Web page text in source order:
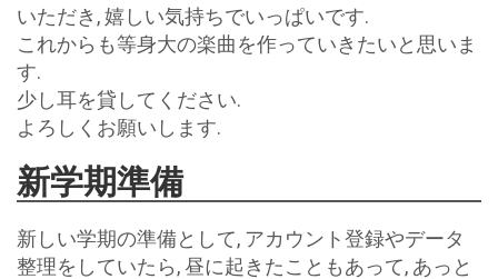
いただき, 嬉しい気持ちでいっぱいです.
これからも等身大の楽曲を作っていきたいと思いま
す.
少し耳を貸してください.
よろしくお願いします.
新学期準備
新しい学期の準備として, アカウント登録やデータ
整理をしていたら, 昼に起きたこともあって, あっと